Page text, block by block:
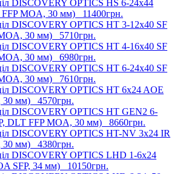
DISCOVERY OPTICS HS 6-24x44
FFP MOA, 30 мм) 11400грн.
DISCOVERY OPTICS HT 3-12x40 SF
30 мм) 5710грн.
DISCOVERY OPTICS HT 4-16x40 SF
30 мм) 6980грн.
DISCOVERY OPTICS HT 6-24x40 SF
30 мм) 7610грн.
DISCOVERY OPTICS HT 6x24 AOE
30 мм) 4570грн.
DISCOVERY OPTICS HT GEN2 6-
DLT FFP MOA, 30 мм) 8660грн.
DISCOVERY OPTICS HT-NV 3x24 IR
30 мм) 4380грн.
DISCOVERY OPTICS LHD 1-6x24
SFP, 34 мм) 10150грн.